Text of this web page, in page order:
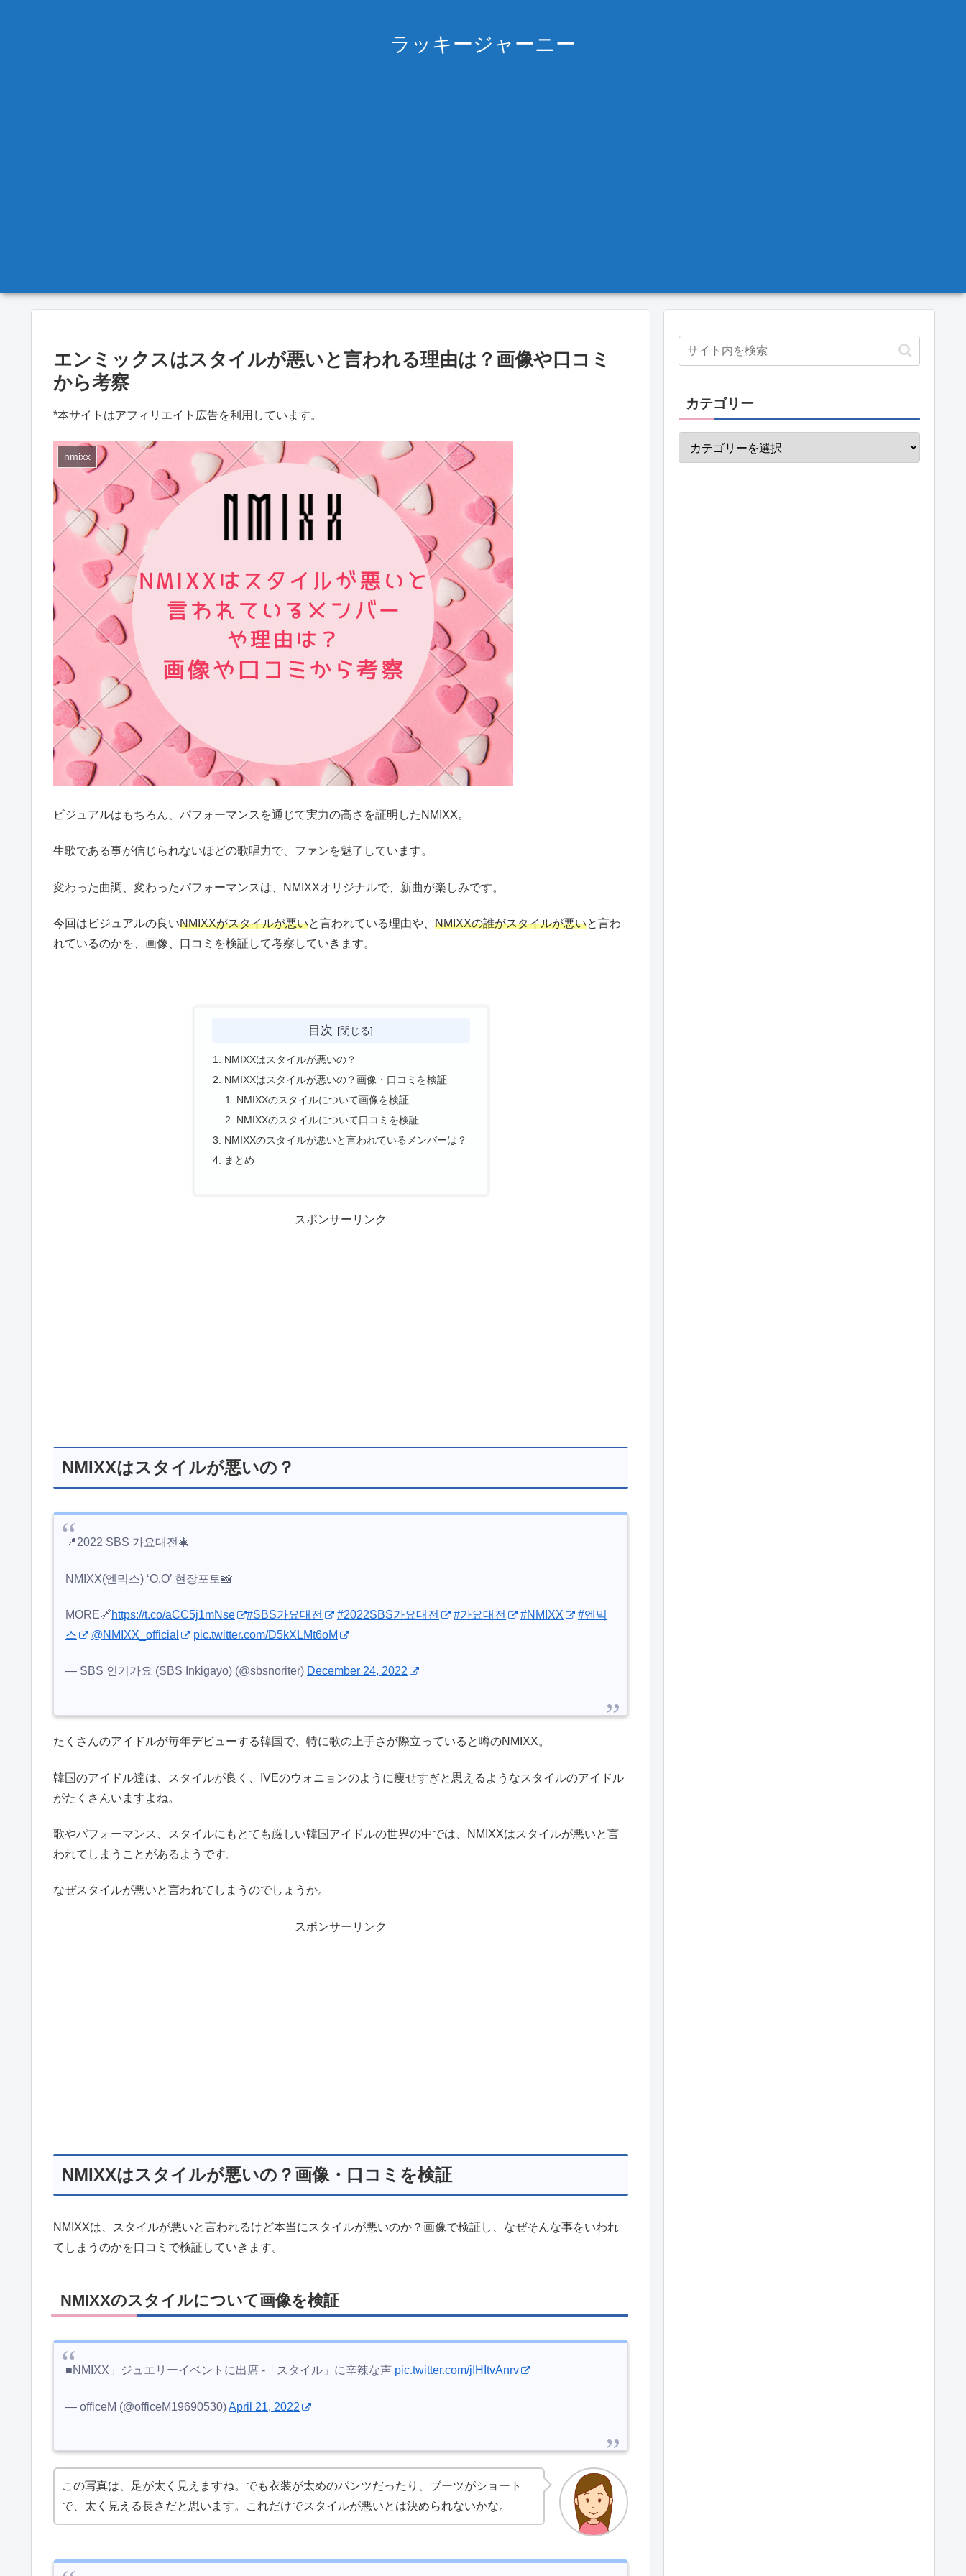
ラッキージャーニー
エンミックスはスタイルが悪いと言われる理由は？画像や口コミ
から考察
*本サイトはアフィリエイト広告を利用しています。
nmixx
ビジュアルはもちろん、パフォーマンスを通じて実力の高さを証明したNMIXX。
生歌である事が信じられないほどの歌唱力で、ファンを魅了しています。
変わった曲調、変わったパフォーマンスは、NMIXXオリジナルで、新曲が楽しみです。
今回はビジュアルの良いNMIXXがスタイルが悪いと言われている理由や、 NMIXXの誰がスタイルが悪いと言わ
れているのかを、画像、口コミを検証して考察していきます。
目次
NMIXXはスタイルが悪いの？
NMIXXはスタイルが悪いの？画像・口コミを検証
NMIXXのスタイルについて画像を検証
NMIXXのスタイルについて口コミを検証
NMIXXのスタイルが悪いと言われているメンバーは？
まとめ
スポンサーリンク
NMIXXはスタイルが悪いの？
📍2022 SBS 가요대전🎄
NMIXX(엔믹스) ‘O.O’ 현장포토📸
MORE🔗https://t.co/aCC5j1mNse #SBS가요대전 #2022SBS가요대전 #가요대전 #NMIXX
#엔믹
스
@NMIXX_official pic.twitter.com/D5kXLMt6oM
— SBS 인기가요 (SBS Inkigayo) (@sbsnoriter) December 24, 2022
たくさんのアイドルが毎年デビューする韓国で、特に歌の上手さが際立っていると噂のNMIXX。
韓国のアイドル達は、スタイルが良く、IVEのウォニョンのように痩せすぎと思えるようなスタイルのアイドル
がたくさんいますよね。
歌やパフォーマンス、スタイルにもとても厳しい韓国アイドルの世界の中では、NMIXXはスタイルが悪いと言
われてしまうことがあるようです。
なぜスタイルが悪いと言われてしまうのでしょうか。
スポンサーリンク
NMIXXはスタイルが悪いの？画像・口コミを検証
NMIXXは、スタイルが悪いと言われるけど本当にスタイルが悪いのか？画像で検証し、なぜそんな事をいわれ
てしまうのかを口コミで検証していきます。
NMIXXのスタイルについて画像を検証
■NMIXX」ジュエリーイベントに出席 -「スタイル」に辛辣な声 pic.twitter.com/jIHItvAnrv
— officeM (@officeM19690530)April 21, 2022
この写真は、足が太く見えますね。でも衣装が太めのパンツだったり、ブーツがショート
で、太く見える長さだと思います。これだけでスタイルが悪いとは決められないかな。
カテゴリー